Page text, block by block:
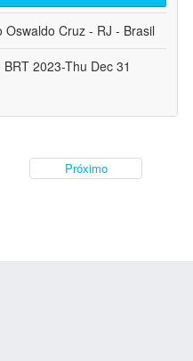
Oswaldo Cruz - RJ - Brasil
2023-Thu Dec 31
Próximo